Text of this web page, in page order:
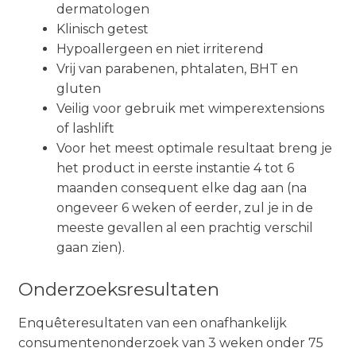
dermatologen
Klinisch getest
Hypoallergeen en niet irriterend
Vrij van parabenen, phtalaten, BHT en
gluten
Veilig voor gebruik met wimperextensions
of lashlift
Voor het meest optimale resultaat breng je
het product in eerste instantie 4 tot 6
maanden consequent elke dag aan (na
ongeveer 6 weken of eerder, zul je in de
meeste gevallen al een prachtig verschil
gaan zien).
Onderzoeksresultaten
Enquêteresultaten van een onafhankelijk
consumentenonderzoek van 3 weken onder 75